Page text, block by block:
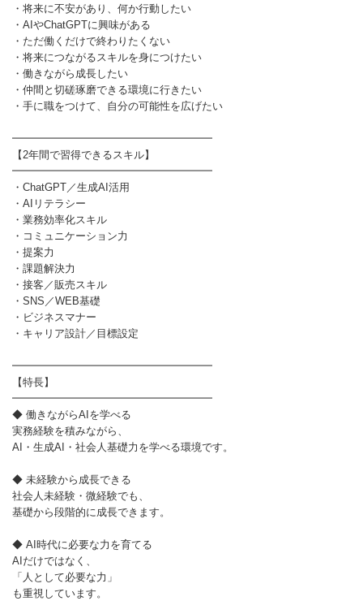
・将来に不安があり、何か行動したい
・AIやChatGPTに興味がある
・ただ働くだけで終わりたくない
・将来につながるスキルを身につけたい
・働きながら成長したい
・仲間と切磋琢磨できる環境に行きたい
・手に職をつけて、自分の可能性を広げたい
━━━━━━━━━━━━━━━━━━━
【2年間で習得できるスキル】
━━━━━━━━━━━━━━━━━━━
・ChatGPT／生成AI活用
・AIリテラシー
・業務効率化スキル
・コミュニケーション力
・提案力
・課題解決力
・接客／販売スキル
・SNS／WEB基礎
・ビジネスマナー
・キャリア設計／目標設定
━━━━━━━━━━━━━━━━━━━
【特長】
━━━━━━━━━━━━━━━━━━━
◆ 働きながらAIを学べる
実務経験を積みながら、
AI・生成AI・社会人基礎力を学べる環境です。
◆ 未経験から成長できる
社会人未経験・微経験でも、
基礎から段階的に成長できます。
◆ AI時代に必要な力を育てる
AIだけではなく、
「人として必要な力」
も重視しています。